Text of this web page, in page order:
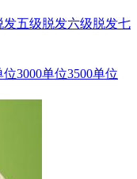
发五级脱发六级脱发七
位3000单位3500单位